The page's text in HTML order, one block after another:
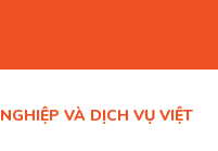
VÀ DỊCH VỤ VIỆT